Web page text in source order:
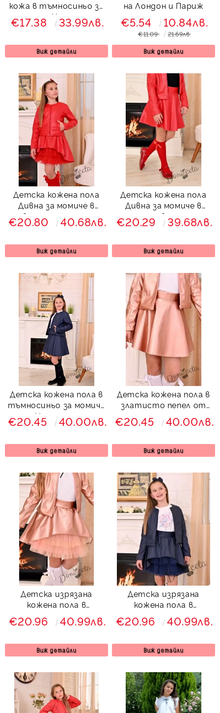
кожа в тъмносиньо за
момиче Хенриета
€17.38 33.99лв.
Виж детайли
на Лондон и Париж
€5.54 10.84лв.
€11.09 21.69лв.
Виж детайли
Детска кожена пола
Дивна за момиче в
червено с тюл отпред
€20.80 40.68лв.
Виж детайли
Детска кожена пола
Дивна за момиче в
червено
€20.29 39.68лв.
Виж детайли
Детска кожена пола в
тъмносиньо за момиче
Хенриета
€20.45 40.00лв.
Виж детайли
Детска кожена пола в
златисто пепел от
рози за момиче
€20.45 40.00лв.
Виж детайли
Детска изрязана
кожена пола в
златисто пепел от
рози за момиче
€20.96 40.99лв.
Виж детайли
Детска изрязана
кожена пола в
тъмносиньо за момиче
Хенриета
€20.96 40.99лв.
Виж детайли